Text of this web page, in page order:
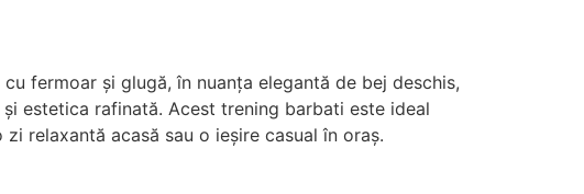
fermoar și glugă, în nuanța elegantă de bej deschis,
estetica rafinată. Acest trening barbati este ideal
relaxantă acasă sau o ieșire casual în oraș.